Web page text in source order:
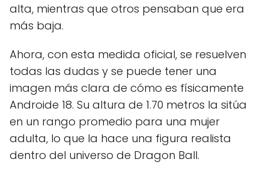
alta, mientras que otros pensaban que era
más baja.
Ahora, con esta medida oficial, se resuelven
todas las dudas y se puede tener una
imagen más clara de cómo es físicamente
Androide 18. Su altura de 1.70 metros la sitúa
en un rango promedio para una mujer
adulta, lo que la hace una figura realista
dentro del universo de Dragon Ball.